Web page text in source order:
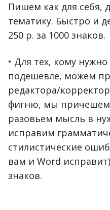
Пишем как для себя,
тематику. Быстро и
250 р. за 1000 знаков.
• Для тех, кому
подешевле, можем
редактора/
фигню, мы
разовьем мысль в
исправим
стилистические
вам и Word
знаков.